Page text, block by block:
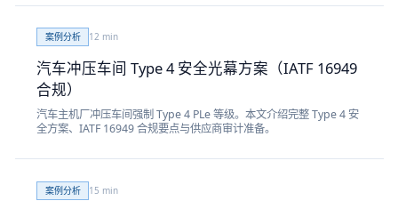
案例分析 12 min
汽车冲压车间 Type 4 安全光幕方案（IATF 16949
合规）
汽车主机厂冲压车间强制 Type 4 PLe 等级。本文介绍完整 Type 4 安
全方案、IATF 16949 合规要点与供应商审计准备。
案例分析 15 min